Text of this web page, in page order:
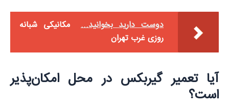
دوست دارید بخوانید...
مکانیکی شبانه
روزی غرب تهران
آیا تعمیر گیربکس در محل امکان‌پذیر
است؟